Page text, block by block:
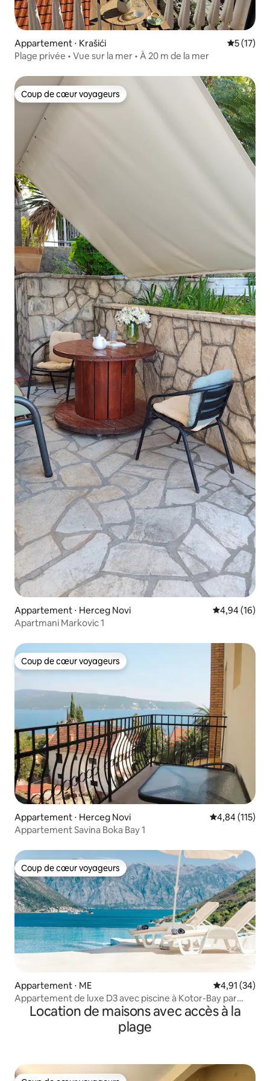
Appartement ⋅ Krašići
5 (17)
Plage privée • Vue sur la mer • À 20 m de la mer
Coup de cœur voyageurs
Coup de cœur voyageurs
Appartement ⋅ Herceg Novi Évaluation
4,94 (16)
Apartmani Markovic 1
Coup de cœur voyageurs
Coup de cœur voyageurs
Appartement ⋅ Herceg Novi Évaluation
4,84 (115)
Appartement Savina Boka Bay 1
Coup de cœur voyageurs
Coup de cœur voyageurs
Appartement ⋅ ME Évaluation
4,91 (34)
Appartement de luxe D3 avec piscine à Kotor-Bay par
Crivellaro
Location de maisons avec accès à la
plage